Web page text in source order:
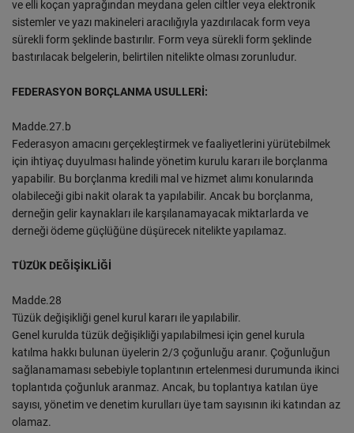
ve elli koçan yaprağından meydana gelen ciltler veya elektronik
sistemler ve yazı makineleri aracılığıyla yazdırılacak form veya
sürekli form şeklinde bastırılır. Form veya sürekli form şeklinde
bastırılacak belgelerin, belirtilen nitelikte olması zorunludur.
FEDERASYON BORÇLANMA USULLERİ:
Madde.27.b
Federasyon amacını gerçekleştirmek ve faaliyetlerini yürütebilmek
için ihtiyaç duyulması halinde yönetim kurulu kararı ile borçlanma
yapabilir. Bu borçlanma kredili mal ve hizmet alımı konularında
olabileceği gibi nakit olarak ta yapılabilir. Ancak bu borçlanma,
derneğin gelir kaynakları ile karşılanamayacak miktarlarda ve
derneği ödeme güçlüğüne düşürecek nitelikte yapılamaz.
TÜZÜK DEĞİŞİKLİĞİ
Madde.28
Tüzük değişikliği genel kurul kararı ile yapılabilir.
Genel kurulda tüzük değişikliği yapılabilmesi için genel kurula
katılma hakkı bulunan üyelerin 2/3 çoğunluğu aranır. Çoğunluğun
sağlanamaması sebebiyle toplantının ertelenmesi durumunda ikinci
toplantıda çoğunluk aranmaz. Ancak, bu toplantıya katılan üye
sayısı, yönetim ve denetim kurulları üye tam sayısının iki katından az
olamaz.